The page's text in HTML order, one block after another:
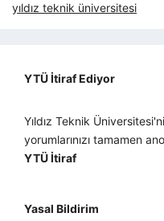
yıldız teknik üniversitesi
YTÜ İtiraf Ediyor
Yıldız Teknik
yorumlarınızı tamamen
YTÜ İtiraf
Yasal Bildirim